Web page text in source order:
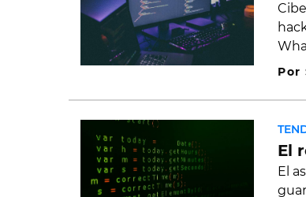
Por
El
El